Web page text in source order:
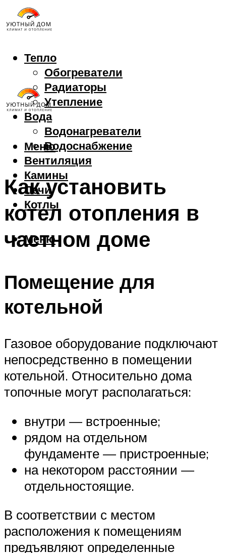
Тепло
Обогреватели
Радиаторы
Утепление
Вода
Водонагреватели
Водоснабжение
Вентиляция
Камины
Печи
Котлы
Меню
Меню
Как установить
котел отопления в
частном доме
Помещение для
котельной
Газовое оборудование подключают
непосредственно в помещении
котельной. Относительно дома
топочные могут располагаться:
внутри — встроенные;
рядом на отдельном
фундаменте — пристроенные;
на некотором расстоянии —
отдельностоящие.
В соответствии с местом
расположения к помещениям
предъявляют определенные